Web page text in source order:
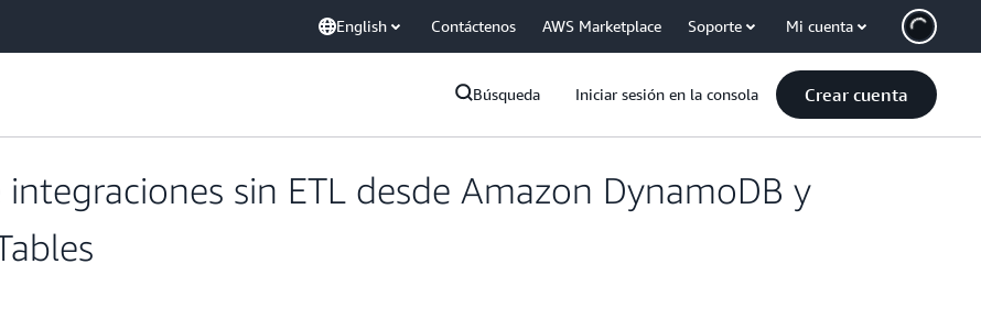
English Contáctenos AWS Marketplace Soporte Mi cuenta
Búsqueda Iniciar sesión en la consola Crear cuenta
sin ETL desde Amazon DynamoDB y